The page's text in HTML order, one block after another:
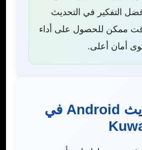
التفكير في التحديث
ممكن للحصول على أداء
أمان أعلى.
كيفية تحديث Android في